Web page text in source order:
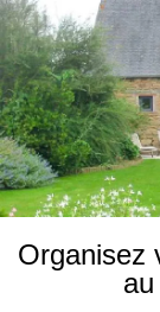
Organisez